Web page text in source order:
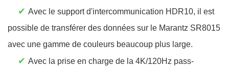
✔ Avec le support d'intercommunication HDR10, il est
possible de transférer des données sur le Marantz SR8015
avec une gamme de couleurs beaucoup plus large.
✔ Avec la prise en charge de la 4K/120Hz pass-